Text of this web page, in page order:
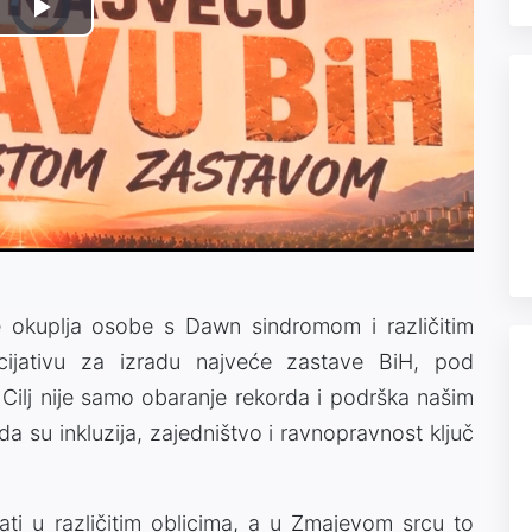
Video
Player
is
loading.
Play
Video
osobe s Dawn sindromom i različitim
za izradu najveće zastave BiH, pod
nije samo obaranje rekorda i podrška našim
su inkluzija, zajedništvo i ravnopravnost ključ
u različitim oblicima, a u Zmajevom srcu to